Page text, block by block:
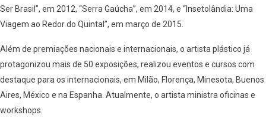
Ser Brasil”, em 2012, “Serra Gaúcha”, em 2014, e “Insetolândia: Uma
Viagem ao Redor do Quintal”, em março de 2015.
Além de premiações nacionais e internacionais, o artista plástico já
protagonizou mais de 50 exposições, realizou eventos e cursos com
destaque para os internacionais, em Milão, Florença, Minesota, Buenos
Aires, México e na Espanha. Atualmente, o artista ministra oficinas e
workshops.